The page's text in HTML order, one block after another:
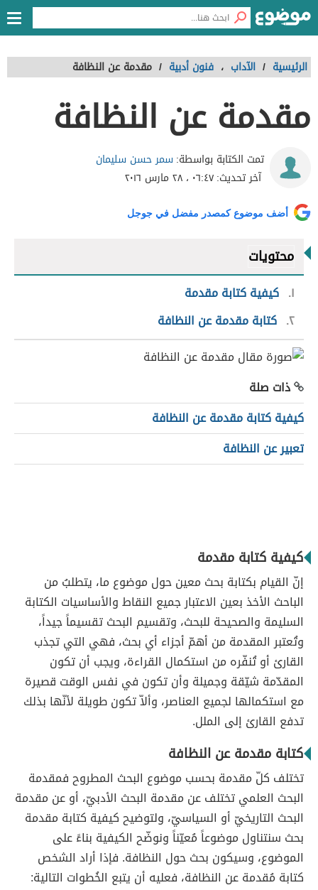
الرئيسية / الآداب ، فنون أدبية / مقدمة عن النظافة
مقدمة عن النظافة
تمت الكتابة بواسطة:سمر حسن سليمان
آخر تحديث:٠٦:٤٧ ، ٢٨ مارس ٢٠١٦
أضف موضوع كمصدر مفضل في جوجل
محتويات
١ كيفية كتابة مقدمة
٢ كتابة مقدمة عن النظافة
ذات صلة
كيفية كتابة مقدمة عن النظافة
تعبير عن النظافة
كيفية كتابة مقدمة
إنّ القيام بكتابة بحث معين حول موضوع ما، يتطلبُ من
الباحث الأخذ بعين الاعتبار جميع النقاط والأساسيات الكتابة
السليمة والصحيحة للبحث، وتقسيم البحث تقسيماً جيداً،
وتُعتبر المقدمة من أهمّ أجزاء أي بحث، فهي التي تجذب
القارئ أو تُنفّره من استكمال القراءة، ويجب أن تكون
المقدّمة شيّقة وجميلة وأن تكون في نفس الوقت قصيرة
مع استكمالها لجميع العناصر، وألاّ تكون طويلة لأنّها بذلك
تدفع القارئ إلى الملل.
كتابة مقدمة عن النظافة
تختلف كلّ مقدمة بحسب موضوع البحث المطروح فمقدمة
البحث العلمي تختلف عن مقدمة البحث الأدبيّ، أو عن مقدمة
البحث التاريخيّ أو السياسيّ، ولتوضيح كيفية كتابة مقدمة
بحث سنتناول موضوعاً مُعيّناً ونوضّح الكيفية بناءً على
الموضوع، وسيكون بحث حول النظافة. فإذا أراد الشخص
كتابة مُقدمة عن النظافة، فعليه أن يتبع الخُطوات التالية: